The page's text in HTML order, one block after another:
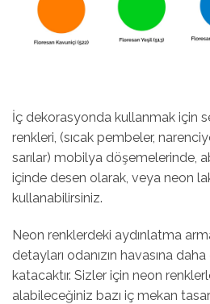
İç dekorasyonda kullanmak için
renkleri, (sıcak pembeler,
sarılar) mobilya döşemelerinde,
içinde desen olarak, veya neon
kullanabilirsiniz.
Neon renklerdeki aydınlatma
detayları odanızın havasına
katacaktır. Sizler için neon
alabileceğiniz bazı iç mekan